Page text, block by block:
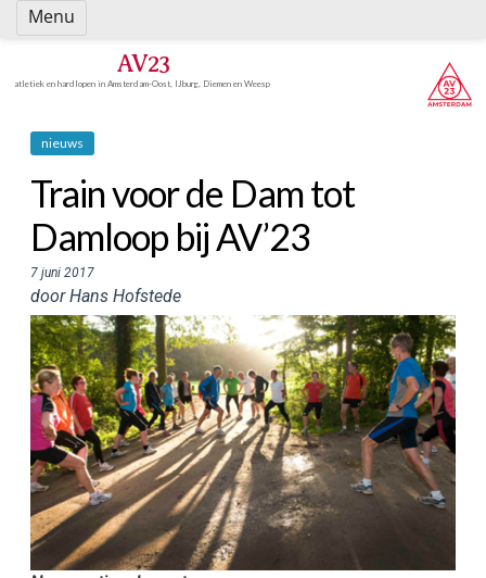
Spring
naar
AV23
atletiek en hardlopen in Amsterdam-Oost, IJburg, Diemen en Weesp
nieuws
Train voor de Dam tot
Damloop bij AV’23
7 juni 2017
door Hans Hofstede
Menu